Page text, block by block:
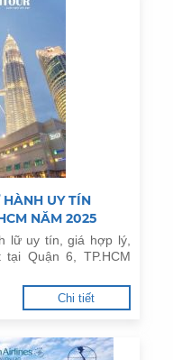
HÀNH UY TÍN
NĂM 2025
lữ uy tín, giá hợp lý,
Quận 6, TP.HCM
Chi tiết